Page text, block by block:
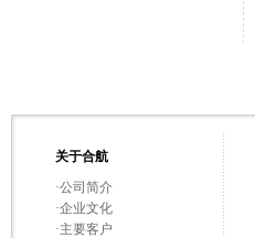
关于合航
·公司简介
·企业文化
·主要客户